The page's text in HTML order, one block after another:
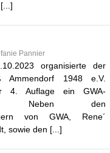
Pannier
organisierte der
Ammendorf 1948 e.V.
4. Auflage ein GWA-
Neben den
von GWA, Rene´
sowie den [...]